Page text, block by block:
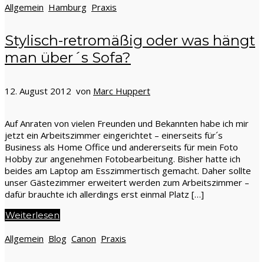
Allgemein Hamburg Praxis
Stylisch-retromäßig oder was hängt
man über´s Sofa?
12. August 2012 von Marc Huppert
Auf Anraten von vielen Freunden und Bekannten habe ich mir
jetzt ein Arbeitszimmer eingerichtet – einerseits für´s
Business als Home Office und andererseits für mein Foto
Hobby zur angenehmen Fotobearbeitung. Bisher hatte ich
beides am Laptop am Esszimmertisch gemacht. Daher sollte
unser Gästezimmer erweitert werden zum Arbeitszimmer –
dafür brauchte ich allerdings erst einmal Platz […]
Weiterlesen
Allgemein Blog Canon Praxis